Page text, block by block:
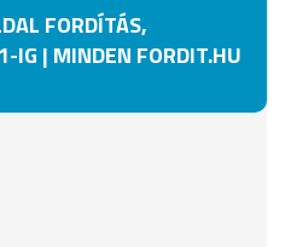
FORDÍTÁS,
IG | MINDEN FORDIT.HU